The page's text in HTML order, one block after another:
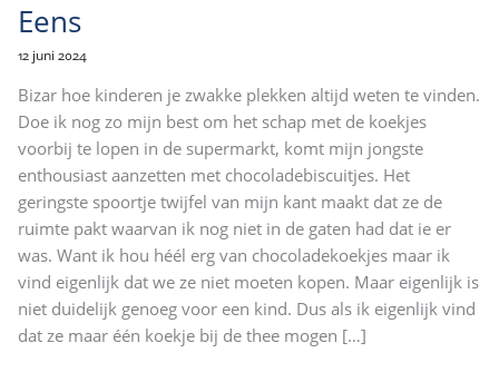
Eens
12 juni 2024
Bizar hoe kinderen je zwakke plekken altijd weten te vinden.
Doe ik nog zo mijn best om het schap met de koekjes
voorbij te lopen in de supermarkt, komt mijn jongste
enthousiast aanzetten met chocoladebiscuitjes. Het
geringste spoortje twijfel van mijn kant maakt dat ze de
ruimte pakt waarvan ik nog niet in de gaten had dat ie er
was. Want ik hou héél erg van chocoladekoekjes maar ik
vind eigenlijk dat we ze niet moeten kopen. Maar eigenlijk is
niet duidelijk genoeg voor een kind. Dus als ik eigenlijk vind
dat ze maar één koekje bij de thee mogen […]